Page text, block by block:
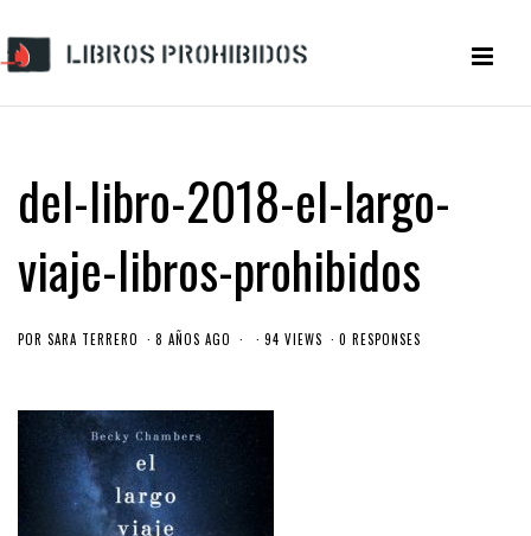
del-libro-2018-el-largo-
viaje-libros-prohibidos
POR SARA TERRERO 8 AÑOS AGO 94 VIEWS 0 RESPONSES